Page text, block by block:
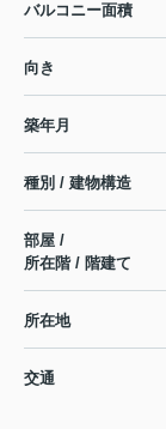
バルコニー面積
向き
築年月
種別 / 建物構造
部屋 /
所在階 / 階建て
所在地
交通